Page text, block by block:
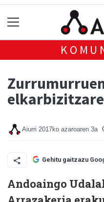
Aiurri 2017ko azaroaren 3a
Gehitu gaitzazu
Andoaingo